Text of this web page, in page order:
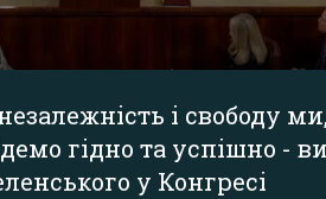
і свободу
гідно та успішно -
у Конгресі